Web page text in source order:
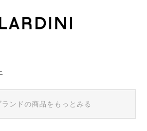
ランドの商品をもっとみる